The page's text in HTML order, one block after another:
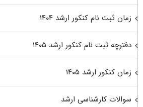
زمان ثبت نام کنکور ارشد ۱۴۰۴
دفترچه ثبت نام کنکور ارشد ۱۴۰۵
زمان کنکور ارشد ۱۴۰۵
سوالات کارشناسی ارشد